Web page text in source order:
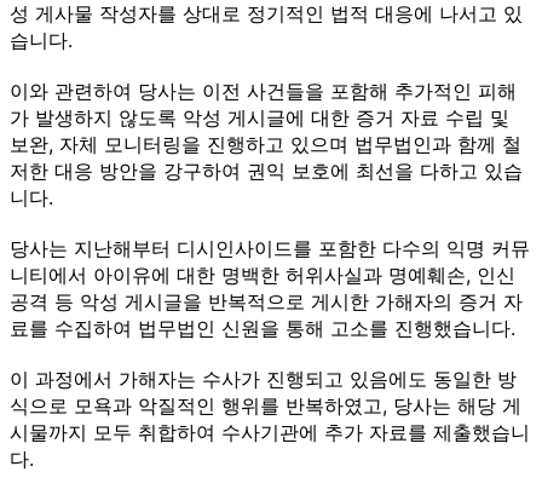
성 게사물 작성자를 상대로 정기적인 법적 대응에 나서고 있
습니다.
이와 관련하여 당사는 이전 사건들을 포함해 추가적인 피해
가 발생하지 않도록 악성 게시글에 대한 증거 자료 수립 및
보완, 자체 모니터링을 진행하고 있으며 법무법인과 함께 철
저한 대응 방안을 강구하여 권익 보호에 최선을 다하고 있습
니다.
당사는 지난해부터 디시인사이드를 포함한 다수의 익명 커뮤
니티에서 아이유에 대한 명백한 허위사실과 명예훼손, 인신
공격 등 악성 게시글을 반복적으로 게시한 가해자의 증거 자
료를 수집하여 법무법인 신원을 통해 고소를 진행했습니다.
이 과정에서 가해자는 수사가 진행되고 있음에도 동일한 방
식으로 모욕과 악질적인 행위를 반복하였고, 당사는 해당 게
시물까지 모두 취합하여 수사기관에 추가 자료를 제출했습니
다.